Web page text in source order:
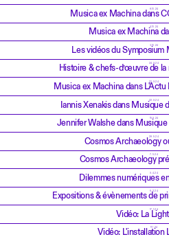
8.10.24
Musica ex Machina dans
4.10.24
Musica ex Machina
3.10.24
Les vidéos du
24.9.24
Histoire & chefs-d’œuvre de
23.9.24
Musica ex Machina dans
22.9.24
Iannis Xenakis dans Musique
15.9.24
Jennifer Walshe dans Musique
28.5.24
Cosmos Archaeology
7.5.24
Cosmos Archaeology
9.4.24
Dilemmes numériques
6.2.24
Expositions & évènements de
17.1.24
Vidéo: La
11.1.24
Vidéo: L'installation